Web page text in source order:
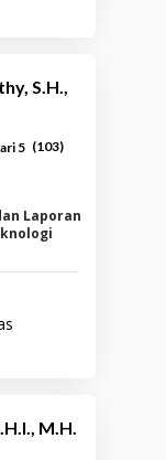
S.H.,
5 (103)
Laporan
M.H.